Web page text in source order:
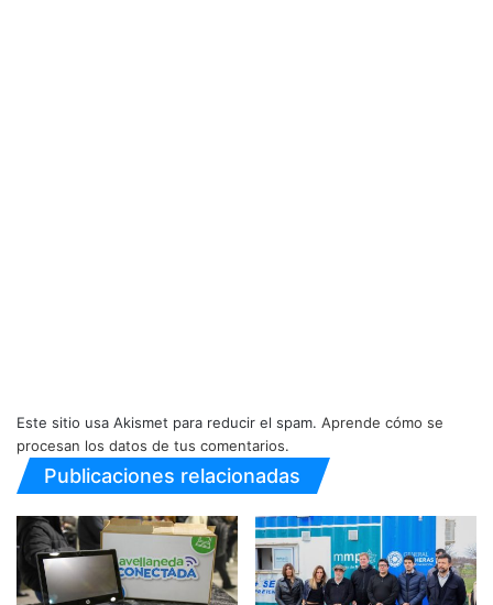
Este sitio usa Akismet para reducir el spam. Aprende cómo se
procesan los datos de tus comentarios.
Publicaciones relacionadas